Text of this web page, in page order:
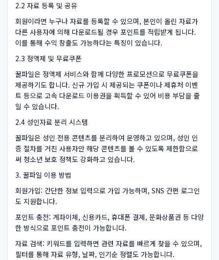
2.2 자료 등록 및 공유
회원이라면 누구나 자료를 등록할 수 있으며, 본인이 올린 자료가
다른 사용자에 의해 다운로드될 경우 포인트를 적립받게 됩니다.
이를 통해 수익 창출도 가능하다는 특징이 있습니다.
2.3 정액제 및 무료쿠폰
꿀파일은 정액제 서비스와 함께 다양한 프로모션으로 무료쿠폰을
제공하기도 합니다. 신규 가입 시 제공되는 쿠폰이나 제휴처 이벤
트 등으로 고속 다운로드 이용권을 획득할 수 있어 비용 부담을 줄
일 수 있습니다.
2.4 성인자료 분리 시스템
꿀파일은 성인 전용 콘텐츠를 분리하여 운영하고 있으며, 성인 인
증 절차를 거친 사용자만 해당 콘텐츠를 볼 수 있도록 제한함으로
써 청소년 보호 정책도 강화하고 있습니다.
3. 꿀파일 이용 방법
회원가입: 간단한 정보 입력으로 가입 가능하며, SNS 간편 로그인
도 지원합니다.
포인트 충전: 계좌이체, 신용카드, 휴대폰 결제, 문화상품권 등 다양
한 방식으로 포인트 충전이 가능합니다.
자료 검색: 키워드를 입력하면 관련 자료를 빠르게 찾을 수 있으며,
필터를 통해 자료 유형, 날짜, 인기순 정렬도 가능합니다.